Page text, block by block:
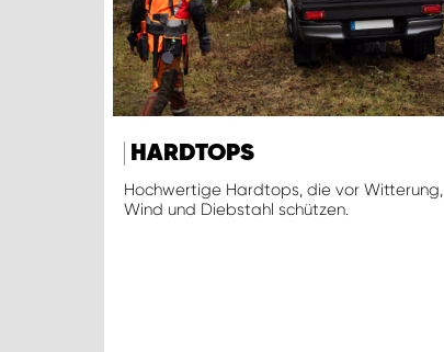
HARDTOPS
Hochwertige Hardtops, die vor Witterung,
Wind und Diebstahl schützen.